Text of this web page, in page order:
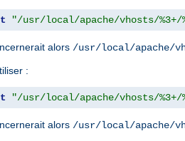
"/usr/local/apache/vhosts/%3+/
alors /usr/local/apache/
:
"/usr/local/apache/vhosts/%3+/
alors /usr/local/apache/